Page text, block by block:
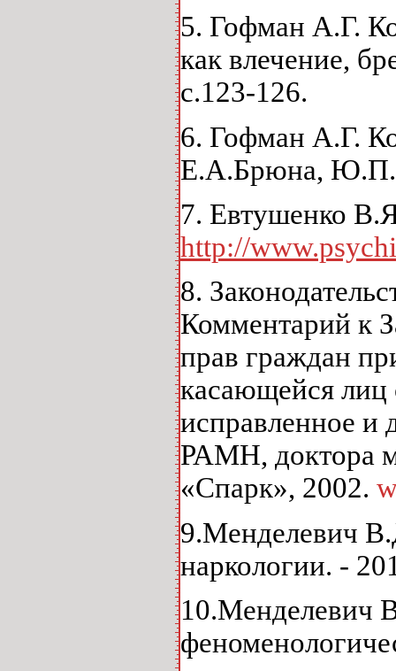
5. Гофман А.Г.
как влечение,
с.123-126.
6. Гофман А.Г.
Е.А.Брюна,
7. Евтушенко
http://
8.
Комментарий к
прав граждан
касающейся лиц
исправленное и
РАМН, доктора
«Спарк», 2002.
9.Менделевич
наркологии. -
10.Менделевич